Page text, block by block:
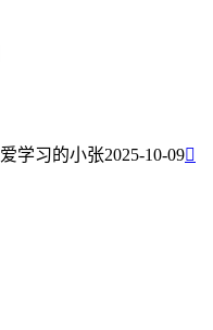
爱学习的小张2025-10-09